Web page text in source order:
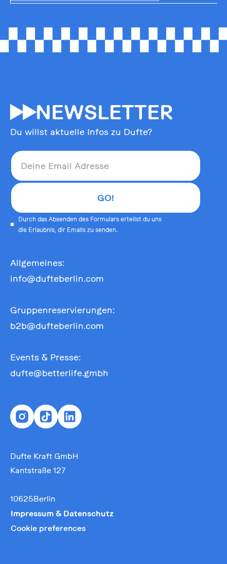
55NEWSLETTER
Du willst aktuelle Infos zu Dufte?
Durch das Absenden des Formulars erteilst du uns
die Erlaubnis, dir Emails zu senden.
Allgemeines:
info@dufteberlin.com
Gruppenreservierungen:
b2b@dufteberlin.com
Events & Presse:
dufte@betterlife.gmbh
Dufte Kraft GmbH
Kantstraße 127
10625Berlin
Impressum & Datenschutz
Cookie preferences